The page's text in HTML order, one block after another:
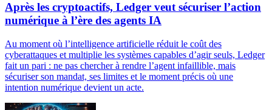
Après les cryptoactifs, Ledger veut sécuriser l’action
numérique à l’ère des agents IA
Au moment où l’intelligence artificielle réduit le coût des
cyberattaques et multiplie les systèmes capables d’agir seuls, Ledger
fait un pari : ne pas chercher à rendre l’agent infaillible, mais
sécuriser son mandat, ses limites et le moment précis où une
intention numérique devient un acte.